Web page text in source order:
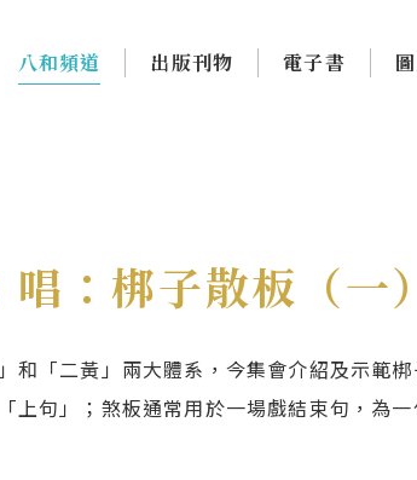
八和頻道 出版刊物 電子書
：梆子散板（一）
和「二黃」兩大體系，今集會介紹及示範
上句」；煞板通常用於一場戲結束句，為一